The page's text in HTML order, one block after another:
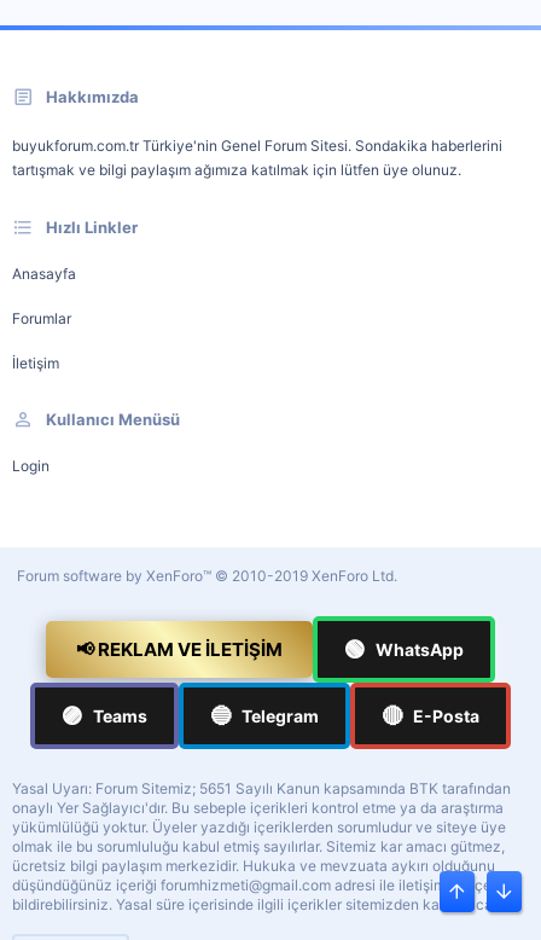
Hakkımızda
buyukforum.com.tr Türkiye'nin Genel Forum Sitesi. Sondakika haberlerini
tartışmak ve bilgi paylaşım ağımıza katılmak için lütfen üye olunuz.
Hızlı Linkler
Anasayfa
Forumlar
İletişim
Kullanıcı Menüsü
Login
Forum software by XenForo™ © 2010-2019 XenForo Ltd.
📢 REKLAM VE İLETIŞIM 🟢 WhatsApp
🟣 Teams 🔵 Telegram 🔴 E-Posta
Yasal Uyarı: Forum Sitemiz; 5651 Sayılı Kanun kapsamında BTK tarafından
onaylı Yer Sağlayıcı'dır. Bu sebeple içerikleri kontrol etme ya da araştırma
yükümlülüğü yoktur. Üyeler yazdığı içeriklerden sorumludur ve siteye üye
olmak ile bu sorumluluğu kabul etmiş sayılırlar. Sitemiz kar amacı gütmez,
ücretsiz bilgi paylaşım merkezidir. Hukuka ve mevzuata aykırı olduğunu
düşündüğünüz içeriği forumhizmeti@gmail.com adresi ile iletişime geçerek
bildirebilirsiniz. Yasal süre içerisinde ilgili içerikler sitemizden kaldırılacaktır.
Üst Alt